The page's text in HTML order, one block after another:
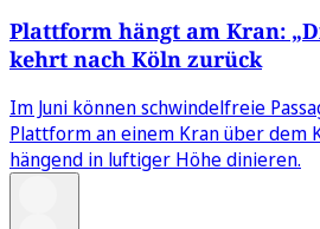
Plattform hängt am Kran:
kehrt nach Köln zurück
Im Juni können schwindelfreie
Plattform an einem Kran über dem
hängend in luftiger Höhe dinieren.